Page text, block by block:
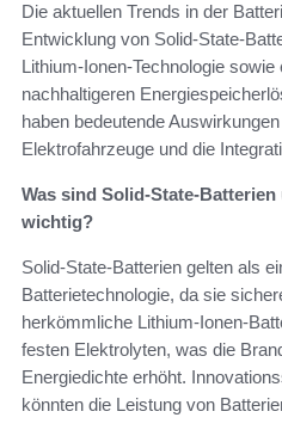
Die aktuellen Trends in der
Entwicklung von Solid-State-
Lithium-Ionen-Technologie
nachhaltigeren
haben bedeutende
Elektrofahrzeuge und die
Was sind Solid-State-
wichtig?
Solid-State-Batterien gelten als
Batterietechnologie, da sie
herkömmliche Lithium-Ionen-
festen Elektrolyten, was die
Energiedichte erhöht.
könnten die Leistung von